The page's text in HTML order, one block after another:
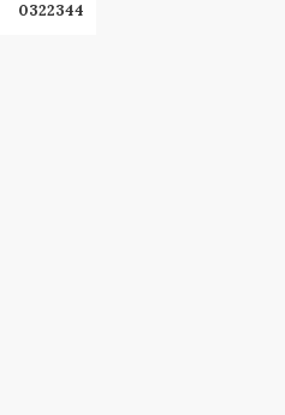
0322344